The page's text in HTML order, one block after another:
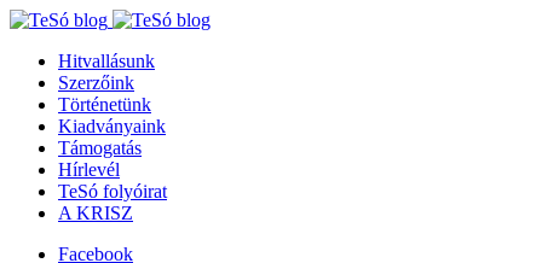
Hitvallásunk
Szerzőink
Történetünk
Kiadványaink
Támogatás
Hírlevél
TeSó folyóirat
A KRISZ
Facebook